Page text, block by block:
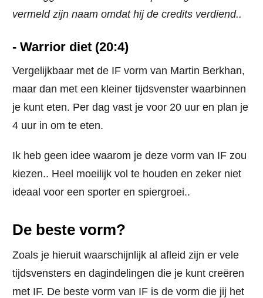
vermeld zijn naam omdat hij de credits verdiend..
- Warrior diet (20:4)
Vergelijkbaar met de IF vorm van Martin Berkhan,
maar dan met een kleiner tijdsvenster waarbinnen
je kunt eten. Per dag vast je voor 20 uur en plan je
4 uur in om te eten.
Ik heb geen idee waarom je deze vorm van IF zou
kiezen.. Heel moeilijk vol te houden en zeker niet
ideaal voor een sporter en spiergroei..
De beste vorm?
Zoals je hieruit waarschijnlijk al afleid zijn er vele
tijdsvensters en dagindelingen die je kunt creëren
met IF. De beste vorm van IF is de vorm die jij het